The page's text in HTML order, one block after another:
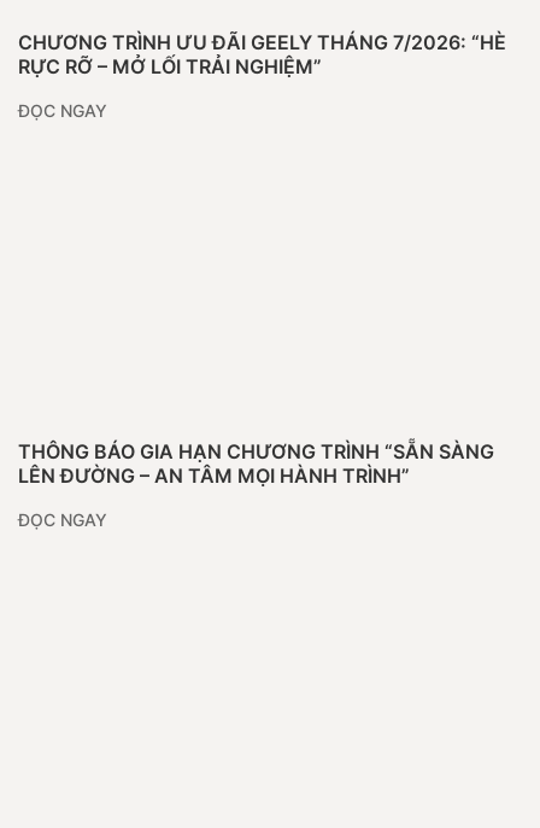
CHƯƠNG TRÌNH ƯU ĐÃI GEELY THÁNG 7/2026: “HÈ
RỰC RỠ – MỞ LỐI TRẢI NGHIỆM”
ĐỌC NGAY
THÔNG BÁO GIA HẠN CHƯƠNG TRÌNH “SẴN SÀNG
LÊN ĐƯỜNG – AN TÂM MỌI HÀNH TRÌNH”
ĐỌC NGAY